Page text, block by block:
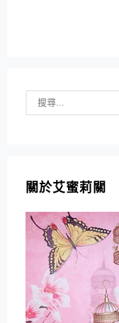
關於艾蜜莉關